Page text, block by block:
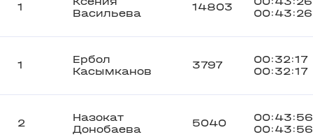
1
Васильева
14803
00:43:26
1
Ербол
Касымканов
3797
00:32:17
00:32:17
2
Назокат
Донобаева
5040
00:43:56
00:43:56